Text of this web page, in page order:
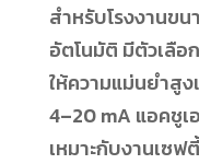
สำหรับโรงงานข
อัตโนมัติ มีตัวเลือ
ให้ความแม่นยำ
4–20 mA แอคชูเ
เหมาะกับงานเซ